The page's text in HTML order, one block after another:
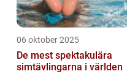
06 oktober 2025
De mest spektakulära
simtävlingarna i världen